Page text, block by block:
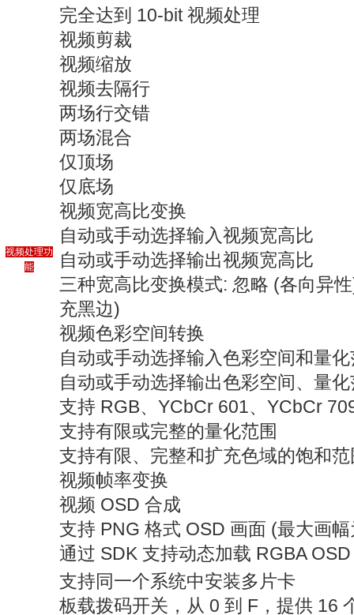
视频处理功
能
完全达到 10-bit 视频处理
视频剪裁
视频缩放
视频去隔行
两场行交错
两场混合
仅顶场
仅底场
视频宽高比变换
自动或手动选择输入视频宽高比
自动或手动选择输出视频宽高比
三种宽高比变换模式: 忽略 (各向异
充黑边)
视频色彩空间转换
自动或手动选择输入色彩空间和量
自动或手动选择输出色彩空间、量
支持 RGB、YCbCr 601、YCbCr
支持有限或完整的量化范围
支持有限、完整和扩充色域的饱和范
视频帧率变换
视频 OSD 合成
支持 PNG 格式 OSD 画面 (最大画
通过 SDK 支持动态加载 RGBA
支持同一个系统中安装多片卡
板载拨码开关，从 0 到 F，提供 16